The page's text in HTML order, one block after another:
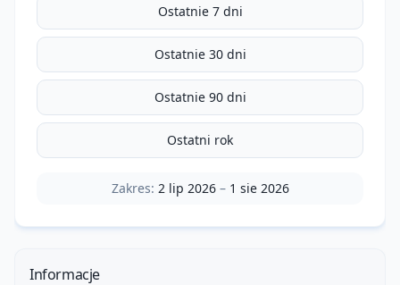
Ostatnie 7 dni
Ostatnie 30 dni
Ostatnie 90 dni
Ostatni rok
Zakres: 2 lip 2026– 1 sie 2026
Informacje